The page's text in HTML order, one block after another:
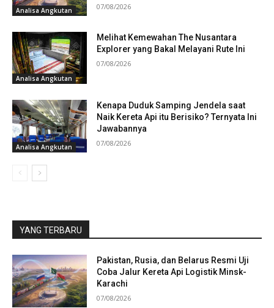
Analisa Angkutan 07/08/2026
Analisa Angkutan
Melihat Kemewahan The Nusantara
Explorer yang Bakal Melayani Rute Ini
07/08/2026
Analisa Angkutan
Kenapa Duduk Samping Jendela saat
Naik Kereta Api itu Berisiko? Ternyata Ini
Jawabannya
07/08/2026
YANG TERBARU
Pakistan, Rusia, dan Belarus Resmi Uji
Coba Jalur Kereta Api Logistik Minsk-
Karachi
07/08/2026